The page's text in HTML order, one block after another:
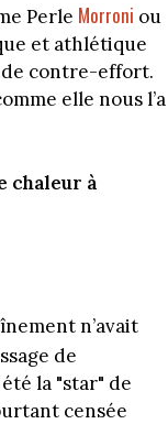
Perle Morroni ou
et athlétique
de contre-effort.
elle nous l’a
chaleur à
n’avait
de
la "star" de
censée